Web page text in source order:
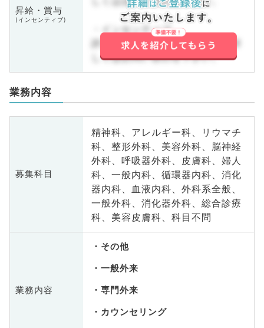
昇給・賞与
(インセンティブ)
・インセンティブ
詳しくはお問い合わせ下さい。詳
しくはお問い合わせ下さい。
業務内容
募集科目
精神科、アレルギー科、リウマチ
科、整形外科、美容外科、脳神経
外科、呼吸器外科、皮膚科、婦人
科、一般内科、循環器内科、消化
器内科、血液内科、外科系全般、
一般外科、消化器外科、総合診療
科、美容皮膚科、科目不問
業務内容
その他
一般外来
専門外来
カウンセリング